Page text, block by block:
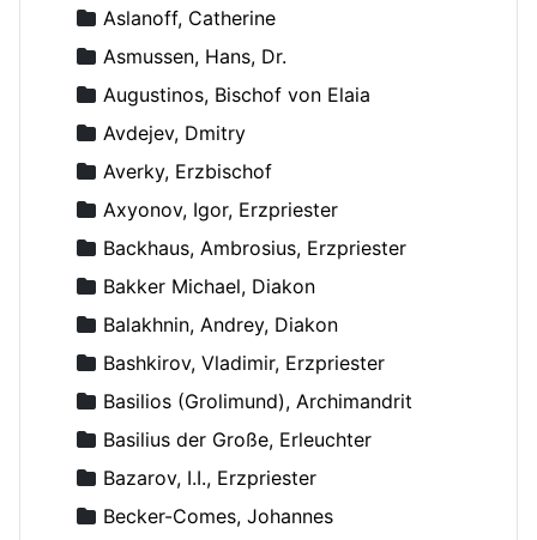
Aslanoff, Catherine
Asmussen, Hans, Dr.
Augustinos, Bischof von Elaia
Avdejev, Dmitry
Averky, Erzbischof
Axyonov, Igor, Erzpriester
Backhaus, Ambrosius, Erzpriester
Bakker Michael, Diakon
Balakhnin, Andrey, Diakon
Bashkirov, Vladimir, Erzpriester
Basilios (Grolimund), Archimandrit
Basilius der Große, Erleuchter
Bazarov, I.I., Erzpriester
Becker-Comes, Johannes